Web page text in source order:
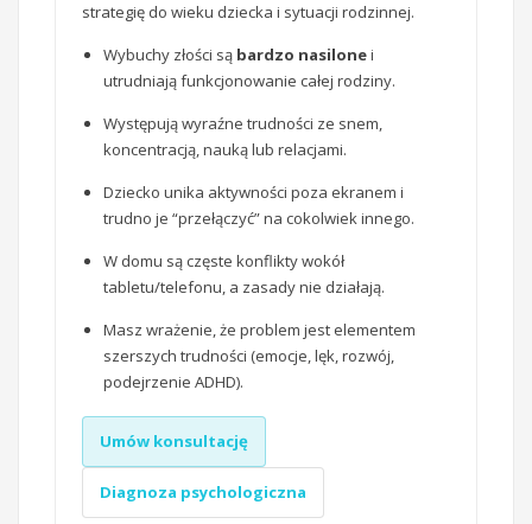
strategię do wieku dziecka i sytuacji rodzinnej.
Wybuchy złości są bardzo nasilonei
utrudniają funkcjonowanie całej rodziny.
Występują wyraźne trudności ze snem,
koncentracją, nauką lub relacjami.
Dziecko unika aktywności poza ekranem i
trudno je “przełączyć” na cokolwiek innego.
W domu są częste konflikty wokół
tabletu/telefonu, a zasady nie działają.
Masz wrażenie, że problem jest elementem
szerszych trudności (emocje, lęk, rozwój,
podejrzenie ADHD).
Umów konsultację
Diagnoza psychologiczna